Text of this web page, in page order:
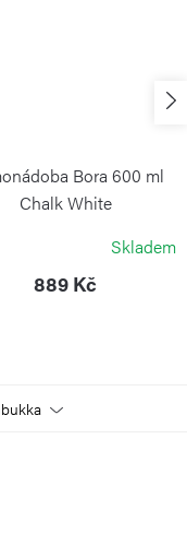
Bora 600 ml
Chalk White
Skladem
889 Kč